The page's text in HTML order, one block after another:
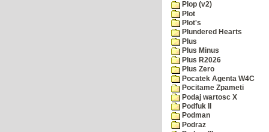
Plop (v2)
Plot
Plot's
Plundered Hearts
Plus
Plus Minus
Plus R2026
Plus Zero
Pocatek Agenta W4C
Pocitame Zpameti
Podaj wartosc X
Podfuk II
Podman
Podraz